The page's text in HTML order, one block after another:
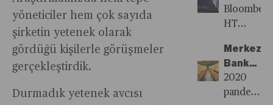
yöneticiler hem çok sayıda
şirketin yetenek olarak
gördüğü kişilerle görüşmeler
gerçekleştirdik.
Durmadık yetenek avcısı
Ancak
kayıt
ekonomiyi
büyüten
ve
sosyal
olgusu
ile halka
arzlara
rekor
talep
Bloomberg
HT
Yayın
Yönetmeni
Açıl
Sezen
Merkez
Altına
İlgisi
2020
pandemi